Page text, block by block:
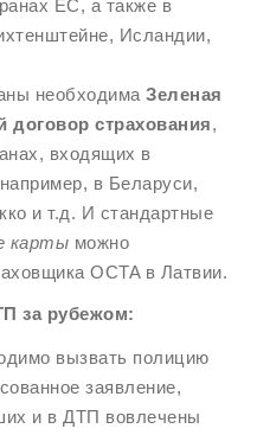
ЕС, а также в
Исландии,
необходима Зеленая
страхования,
входящих в
в Беларуси,
и т.д. И стандартные
карты можно
OCTA в Латвии.
за рубежом:
вызвать полицию
заявление,
и в ДТП вовлечены